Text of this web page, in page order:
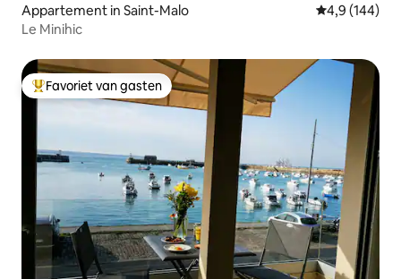
Appartement in Saint-Malo Gemiddelde
4,9 (144)
Le Minihic
Topfavoriet van gasten
Favoriet van gasten